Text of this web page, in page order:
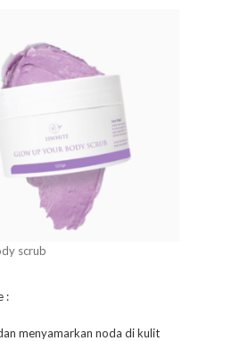
scrub
:
menyamarkan noda di kulit